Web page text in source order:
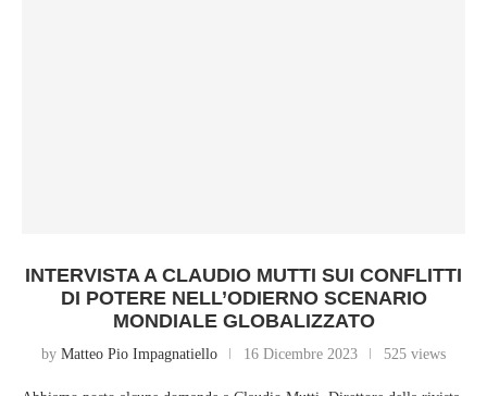
INTERVISTA A CLAUDIO MUTTI SUI CONFLITTI
DI POTERE NELL’ODIERNO SCENARIO
MONDIALE GLOBALIZZATO
by Matteo Pio Impagnatiello 16 Dicembre 2023 525 views